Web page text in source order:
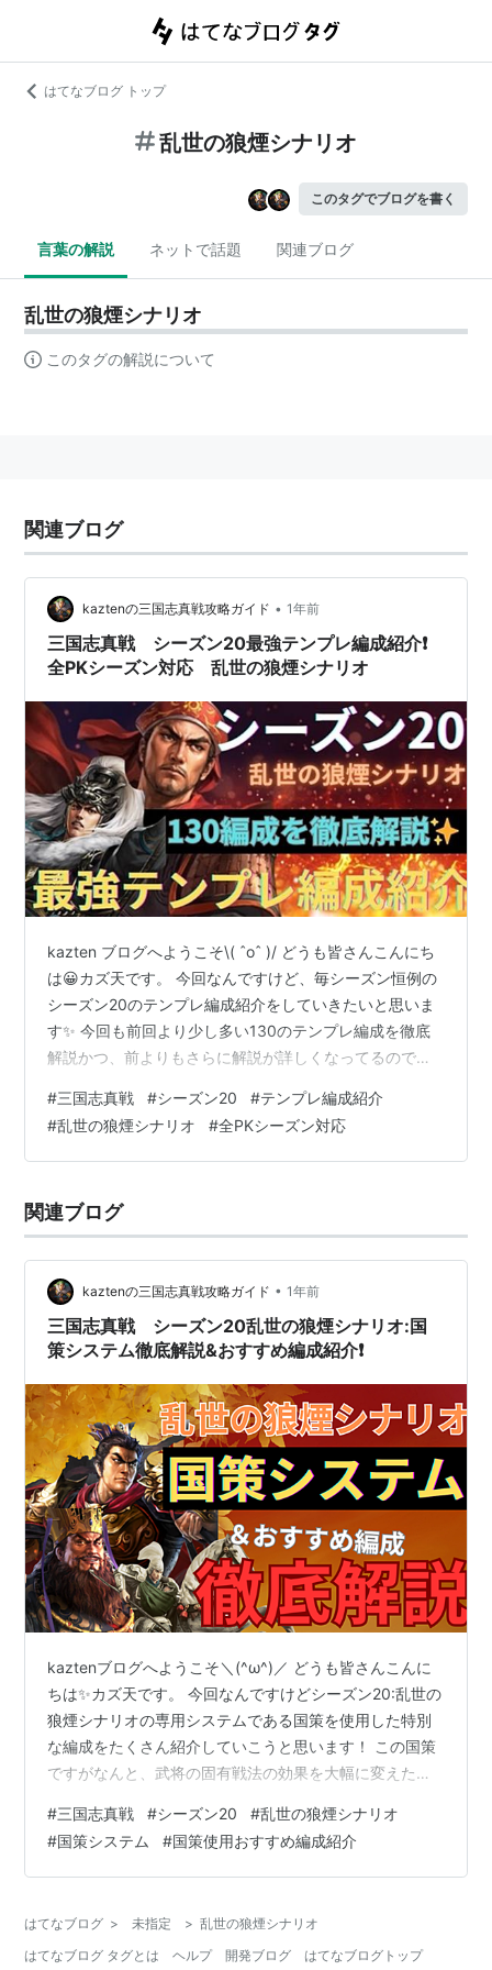
はてなブログ トップ
乱世の狼煙シナリオ
このタグでブログを書く
言葉の解説 ネットで話題 関連ブログ
乱世の狼煙シナリオ
このタグの解説について
関連ブログ
kaztenの三国志真戦攻略ガイド • 1年前
三国志真戦 シーズン20最強テンプレ編成紹介❗️
全PKシーズン対応 乱世の狼煙シナリオ
kazten ブログへようこそ\( ˆoˆ )/ どうも皆さんこんにち
は😀カズ天です。 今回なんですけど、毎シーズン恒例の
シーズン20のテンプレ編成紹介をしていきたいと思いま
す✨ 今回も前回より少し多い130のテンプレ編成を徹底
解説かつ、前よりもさらに解説が詳しくなってるのでぜ
つここで告知を挟ませていただきたいのですが、知って
る方も多いと思いますがカズ天はYouTubeもやっており
ます。 ガチャ動画やYouTubeでしか解説してない編成の
ぜひkaztenのYouTubeチャンネル登録をして動画…
#三国志真戦 #シーズン20 #テンプレ編成紹介
#乱世の狼煙シナリオ #全PKシーズン対応
関連ブログ
kaztenの三国志真戦攻略ガイド • 1年前
三国志真戦 シーズン20乱世の狼煙シナリオ:国
策システム徹底解説&おすすめ編成紹介❗️
kaztenブログへようこそ＼(^ω^)／ どうも皆さんこんに
ちは✨カズ天です。 今回なんですけどシーズン20:乱世の
狼煙シナリオの専用システムである国策を使用した特別
な編成をたくさん紹介していこうと思います！ この国策
ですがなんと、武将の固有戦法の効果を大幅に変えたり
っておいた方が良いことなのでぜひ最後まで見ていって
ください！ それではやっていきましょう( ´ ▽ ` )ﾉ < 目
次 > １ 乱世の狼煙シナリオ解説 ・ 国策システム解説 ・
日目解放) ・ 兵を興し蓋を討つ ・ 群雄…
#三国志真戦 #シーズン20 #乱世の狼煙シナリオ
#国策システム #国策使用おすすめ編成紹介
はてなブログ > 未指定 > 乱世の狼煙シナリオ
はてなブログ タグとは
ヘルプ 開発ブログ はてなブログトップ